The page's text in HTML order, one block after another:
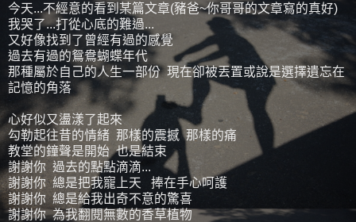
今天...不經意的看到某篇文章(豬爸~你哥哥的文章寫的真好)
我哭了...打從心底的難過...
又好像找到了曾經有過的感覺
過去有過的鴛鴦蝴蝶年代
那種屬於自己的人生一部份 現在卻被丟置或說是選擇遺忘在
記憶的角落
心好似又盪漾了起來
勾勒起往昔的情緒 那樣的震撼 那樣的痛
教堂的鐘聲是開始 也是結束
謝謝你 過去的點點滴滴...
謝謝你 總是把我寵上天 捧在手心呵護
謝謝你 總是給我出奇不意的驚喜
謝謝你 為我翻閱無數的香草植物